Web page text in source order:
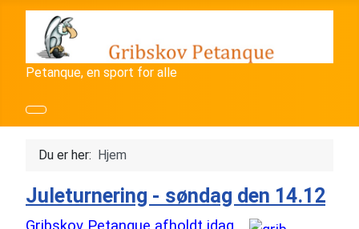
Petanque, en sport for alle
Du er her: Hjem
Juleturnering - søndag den 14.12